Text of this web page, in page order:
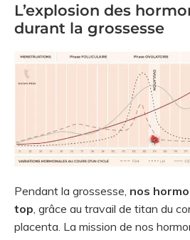
L’explosion des
durant la grossesse
Pendant la grossesse, nos
top , grâce au travail de titan du
placenta. La mission de nos